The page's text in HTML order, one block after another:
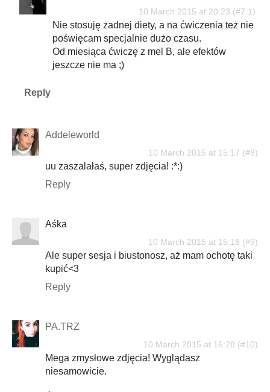
10 March 2015 at 20:23
Nie stosuję żadnej diety, a na ćwiczenia też nie
poświęcam specjalnie dużo czasu.
Od miesiąca ćwiczę z mel B, ale efektów
jeszcze nie ma ;)
Reply
Addeleworld
10 March 2015 at 15:17
uu zaszalałaś, super zdjęcia! :*:)
Reply
Aśka
10 March 2015 at 15:18
Ale super sesja i biustonosz, aż mam ochotę taki
kupić<3
Reply
PA.TRZ
10 March 2015 at 16:28
Mega zmysłowe zdjęcia! Wyglądasz
niesamowicie.